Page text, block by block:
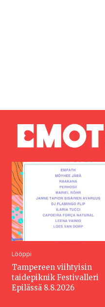
Lööppi
Tampereen viihtyisin
taidepiknik Festivalleri
Epilässä 8.8.2026